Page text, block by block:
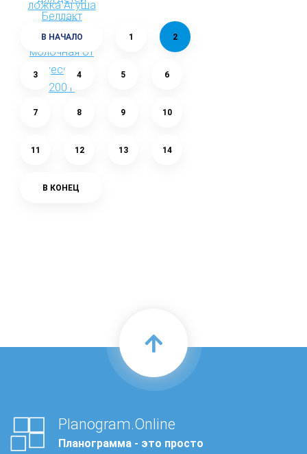
В НАЧАЛО 1 2
3 4 5 6
7 8 9 10
11 12 13 14
В КОНЕЦ
Planogram.Online
Планограмма - это просто